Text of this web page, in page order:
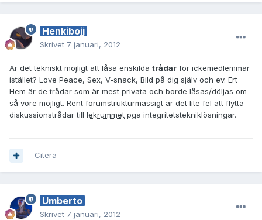
Henkibojj
Skrivet 7 januari, 2012
Är det tekniskt möjligt att låsa enskilda trådar för ickemedlemmar
istället? Love Peace, Sex, V-snack, Bild på dig själv och ev. Ert
Hem är de trådar som är mest privata och borde låsas/döljas om
så vore möjligt. Rent forumstrukturmässigt är det lite fel att flytta
diskussionstrådar till lekrummet pga integritetstekniklösningar.
Citera
Umberto
Skrivet 7 januari, 2012